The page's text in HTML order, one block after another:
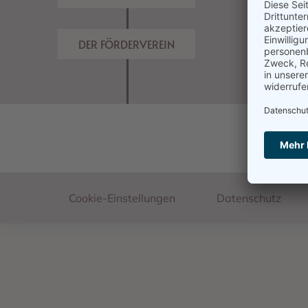
DER FÖRDERVEREIN
Footer
Cookie-Einstellungen Datenschutz